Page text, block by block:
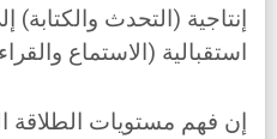
إنتاجية (التحدث
استقبالية (الاستماع
إن فهم مستويات